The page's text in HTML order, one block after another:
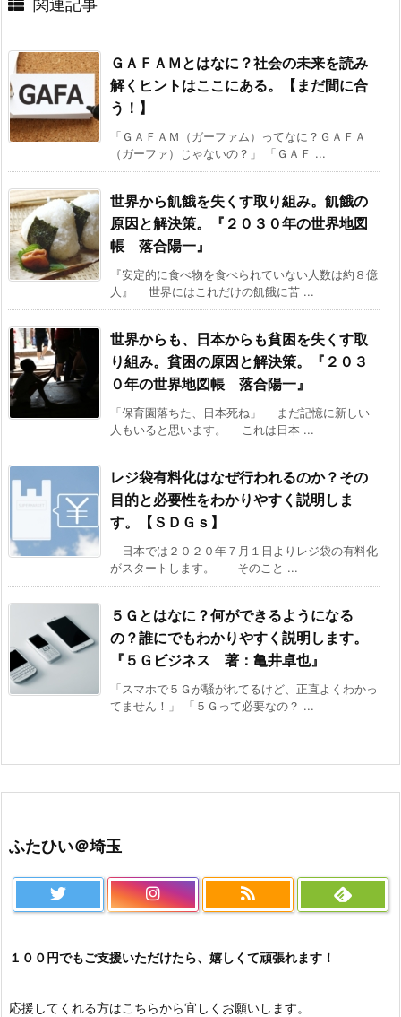
関連記事
ＧＡＦＡＭとはなに？社会の未来を読み
解くヒントはここにある。【まだ間に合
う！】
「ＧＡＦＡＭ（ガーファム）ってなに？ＧＡＦＡ
（ガーファ）じゃないの？」 「ＧＡＦ ...
世界から飢餓を失くす取り組み。飢餓の
原因と解決策。『２０３０年の世界地図
帳 落合陽一』
『安定的に食べ物を食べられていない人数は約８億
人』 世界にはこれだけの飢餓に苦 ...
世界からも、日本からも貧困を失くす取
り組み。貧困の原因と解決策。『２０３
０年の世界地図帳 落合陽一』
「保育園落ちた、日本死ね」 まだ記憶に新しい
人もいると思います。 これは日本 ...
レジ袋有料化はなぜ行われるのか？その
目的と必要性をわかりやすく説明しま
す。【ＳＤＧｓ】
日本では２０２０年７月１日よりレジ袋の有料化
がスタートします。 そのこと ...
５Ｇとはなに？何ができるようになる
の？誰にでもわかりやすく説明します。
『５Ｇビジネス 著：亀井卓也』
「スマホで５Ｇが騒がれてるけど、正直よくわかっ
てません！」 「５Ｇって必要なの？ ...
ふたひい＠埼玉
１００円でもご支援いただけたら、嬉しくて頑張れます！
応援してくれる方はこちらから宜しくお願いします。